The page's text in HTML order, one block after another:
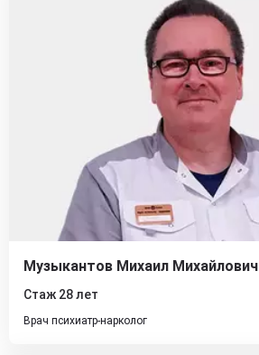
Музыкантов Михаил Михайлович
Стаж 28 лет
Врач психиатр-нарколог